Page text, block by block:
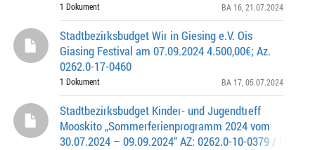
1 Dokument BA 16 , 21.07.2024
Stadtbezirksbudget Wir in Giesing e.V. Ois
Giasing Festival am 07.09.2024 4.500,00€; Az.
0262.0-17-0460
1 Dokument BA 17 , 05.07.2024
Stadtbezirksbudget Kinder- und Jugendtreff
Mooskito „Sommerferienprogramm 2024 vom
30.07.2024 – 09.09.2024“ AZ: 0262.0-10-0379 /